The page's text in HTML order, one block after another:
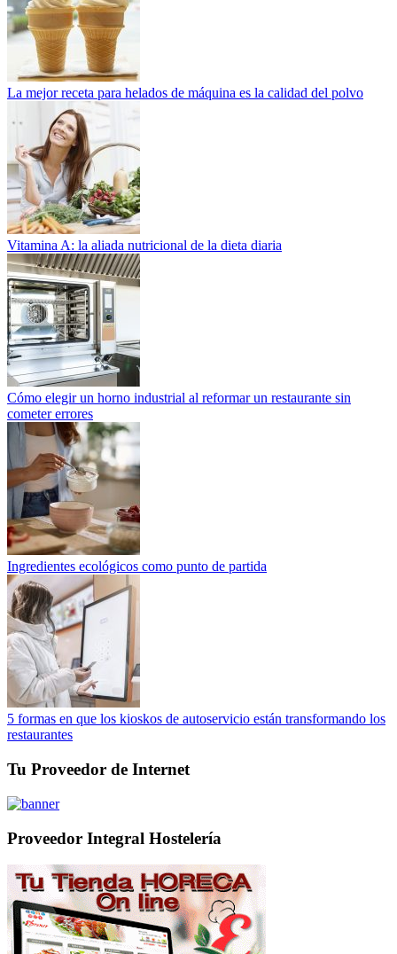
La mejor receta para helados de máquina es la calidad del polvo
Vitamina A: la aliada nutricional de la dieta diaria
Cómo elegir un horno industrial al reformar un restaurante sin
cometer errores
Ingredientes ecológicos como punto de partida
5 formas en que los kioskos de autoservicio están transformando los
restaurantes
Tu Proveedor de Internet
Proveedor Integral Hostelería